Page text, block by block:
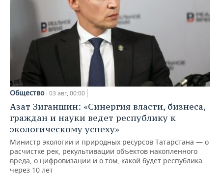
Общество 03 авг, 00:00
Азат Зиганшин: «Синергия власти, бизнеса,
граждан и науки ведет республику к
экологическому успеху»
Министр экологии и природных ресурсов Татарстана — о
расчистке рек, рекультивации объектов накопленного
вреда, о цифровизации и о том, какой будет республика
через 10 лет